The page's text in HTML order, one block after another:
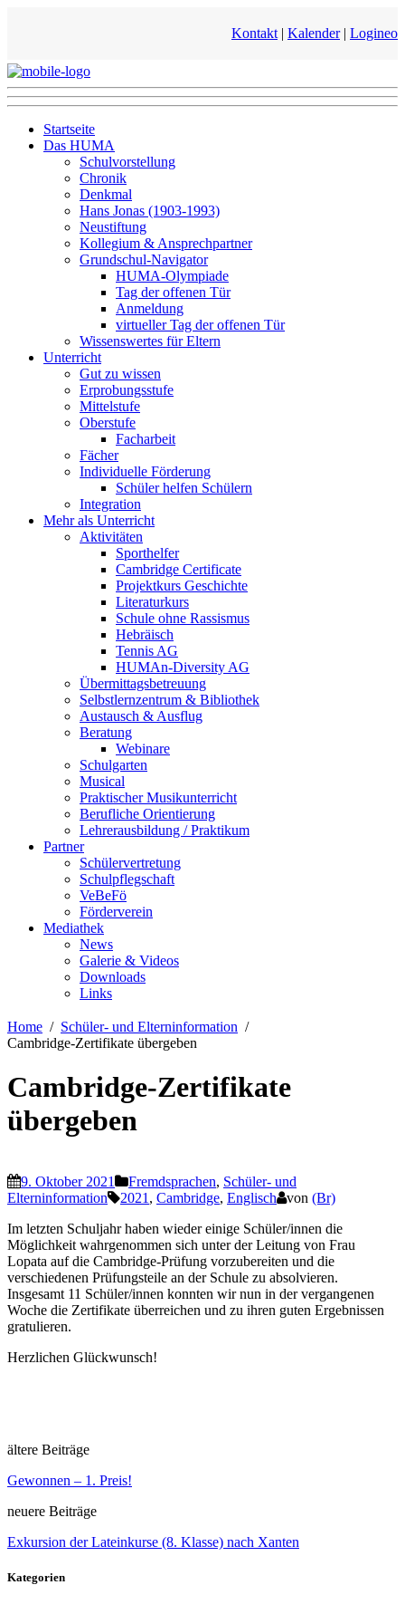
Kontakt | Kalender| Logineo
Startseite
Das HUMA
Schulvorstellung
Chronik
Denkmal
Hans Jonas (1903-1993)
Neustiftung
Kollegium & Ansprechpartner
Grundschul-Navigator
HUMA-Olympiade
Tag der offenen Tür
Anmeldung
virtueller Tag der offenen Tür
Wissenswertes für Eltern
Unterricht
Gut zu wissen
Erprobungsstufe
Mittelstufe
Oberstufe
Facharbeit
Fächer
Individuelle Förderung
Schüler helfen Schülern
Integration
Mehr als Unterricht
Aktivitäten
Sporthelfer
Cambridge Certificate
Projektkurs Geschichte
Literaturkurs
Schule ohne Rassismus
Hebräisch
Tennis AG
HUMAn-Diversity AG
Übermittagsbetreuung
Selbstlernzentrum & Bibliothek
Austausch & Ausflug
Beratung
Webinare
Schulgarten
Musical
Praktischer Musikunterricht
Berufliche Orientierung
Lehrerausbildung / Praktikum
Partner
Schülervertretung
Schulpflegschaft
VeBeFö
Förderverein
Mediathek
News
Galerie & Videos
Downloads
Links
Home
Schüler- und Elterninformation
Cambridge-Zertifikate übergeben
Cambridge-Zertifikate
übergeben
9. Oktober 2021 Fremdsprachen, Schüler- und
Elterninformation
2021 , Cambridge, Englisch von (Br)
Im letzten Schuljahr haben wieder einige Schüler/innen die
Möglichkeit wahrgenommen sich unter der Leitung von Frau
Lopata auf die Cambridge-Prüfung vorzubereiten und die
verschiedenen Prüfungsteile an der Schule zu absolvieren.
Insgesamt 11 Schüler/innen konnten wir nun in der vergangenen
Woche die Zertifikate überreichen und zu ihren guten Ergebnissen
gratulieren.
Herzlichen Glückwunsch!
ältere Beiträge
Gewonnen – 1. Preis!
neuere Beiträge
Exkursion der Lateinkurse (8. Klasse) nach Xanten
Kategorien